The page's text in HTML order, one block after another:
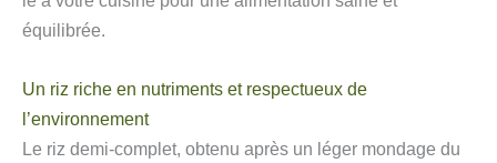
équilibrée.
Un riz riche en nutriments et respectueux de
l’environnement
Le riz demi-complet, obtenu après un léger mondage du